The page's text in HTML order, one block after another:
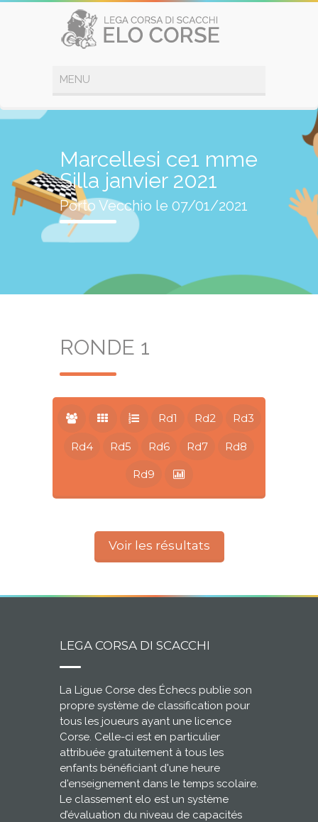
Marcellesi ce1 mme
Silla janvier 2021
Porto Vecchio le 07/01/2021
RONDE 1
Rd1 Rd2 Rd3
Rd4 Rd5 Rd6 Rd7 Rd8
Rd9
Voir les résultats
LEGA CORSA DI SCACCHI
La Ligue Corse des Échecs publie son
propre système de classification pour
tous les joueurs ayant une licence
Corse. Celle-ci est en particulier
attribuée gratuitement à tous les
enfants bénéficiant d'une heure
d'enseignement dans le temps scolaire.
Le classement elo est un système
d’évaluation du niveau de capacités